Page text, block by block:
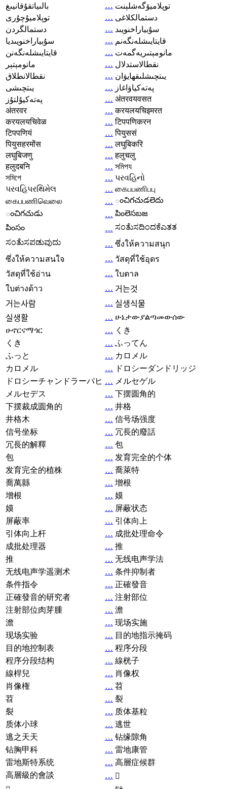
بالىياتقۇقانيىغ
… توپلاميۆگەشلېنت
توپلاميۇچۇرى
… دستمالکلاغی
دستمالگردن
… سۇبياراخنويىد
سۇبياراخنويىديا
… قايتايىشلەنگەنم
قايتايىشلەنگەنن
… مانومېتىريەگمەت
مانومېتېر
… نقطالاستدلال
نقطالانطلاق
… يىتچىشلىقھايۋان
يىتچىشى
… پەتەكياۋاغاز
پەتەكيۇلتۇز
… अंतरवयवसत
अंतरवर
… करयलयचिइमरत
करयलयचिवेळ
… टिपपणिकरन
टिपपणियं
… पियुससं
पियुसहरमोंस
… लघुबिकरि
लघुबिजणु
… हलुचलु
हलुदबनि
… সমিপয
সমিপে
… પરવહિનો
પરવહિપરથિમેલ
… கைபபணிபபு
கைபபணிவெலை
… ంచిగచుడలెదు
ంచిగచుడు
… పింలెసబజ
పింసం
… ಸಂತೆುಸದಿಂದಕೆಎತತ
ಸಂತೆುಸಪಡುವುದು
… ซึ่งให้ความสนุก
ซึ่งให้ความสนใจ
… วัสดุที่ใช้อุดร
วัสดุที่ใช้อ่าน
… ใบตาล
ใบต่างด้าว
… 거는것
거는사람
… 실생식물
실생활
… ሁኔታውያልጣመውሰው
ሁኖርናማጎር
… くき
くき
… ふってん
ふっと
… カロメル
カロメル
… ドロシーダンドリッジ
ドロシーチャンドラーパヒ … メルセゲル
メルセデス
… 下摆圆角的
下摆裁成圆角的
… 井格
井格木
… 信号场强度
信号坐标
… 冗長的廢話
冗長的解釋
… 包
包
… 发育完全的个体
发育完全的植株
… 喬萊特
喬萬縣
… 增根
增根
… 嫫
嫫
… 屏蔽状态
屏蔽率
… 引体向上
引体向上杆
… 成批处理命令
成批处理器
… 推
推
… 无线电声学法
无线电声学遥测术
… 条件抑制者
条件指令
… 正確發音
正確發音的研究者
… 注射部位
注射部位肉芽腫
… 澹
澹
… 现场实施
现场实验
… 目的地指示掩码
目的地控制表
… 程序分段
程序分段结构
… 線桄子
線桿兒
… 肖像权
肖像権
… 苕
苕
… 裂
裂
… 质体基粒
质体小球
… 逃世
逃之天天
… 钻缘隙角
钻胸甲科
… 雷地康管
雷地斯特系统
… 高層症候群
高層級的會談
… 𧘞